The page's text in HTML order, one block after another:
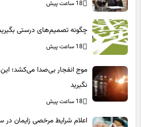
18 ساعت پیش
نگیرید
18 ساعت پیش
بارداری چگونه پرداخت می‌شود؟